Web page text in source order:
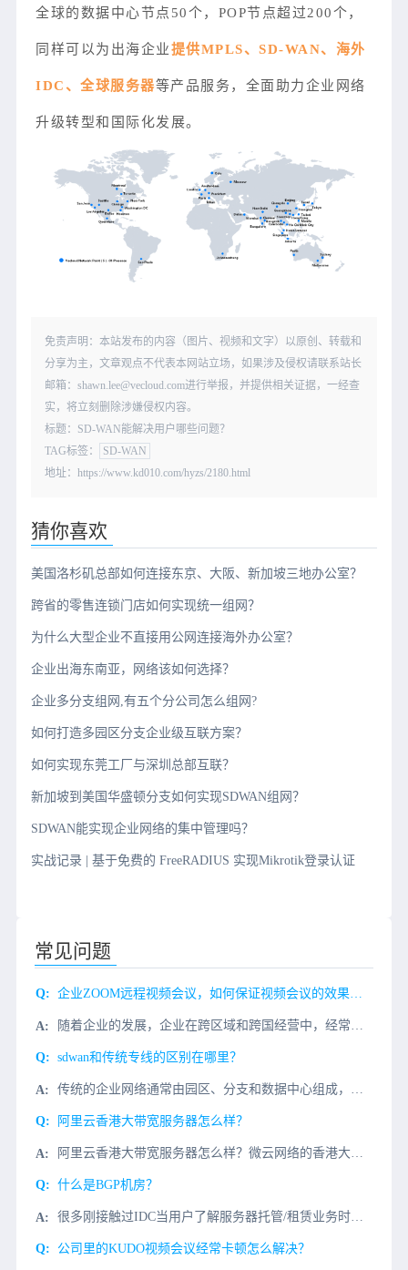
全球的数据中心节点50个，POP节点超过200个，
同样可以为出海企业提供MPLS、SD-WAN、海外
IDC、全球服务器等产品服务，全面助力企业网络
升级转型和国际化发展。
免责声明：本站发布的内容（图片、视频和文字）以原创、转载和
分享为主，文章观点不代表本网站立场，如果涉及侵权请联系站长
邮箱：shawn.lee@vecloud.com进行举报，并提供相关证据，一经查
实，将立刻删除涉嫌侵权内容。
标题：SD-WAN能解决用户哪些问题？
TAG标签：
SD-WAN
地址：https://www.kd010.com/hyzs/2180.html
猜你喜欢
美国洛杉矶总部如何连接东京、大阪、新加坡三地办公室？
跨省的零售连锁门店如何实现统一组网？
为什么大型企业不直接用公网连接海外办公室？
企业出海东南亚，网络该如何选择？
企业多分支组网,有五个分公司怎么组网?
如何打造多园区分支企业级互联方案？
如何实现东莞工厂与深圳总部互联？
新加坡到美国华盛顿分支如何实现SDWAN组网？
SDWAN能实现企业网络的集中管理吗？
实战记录 | 基于免费的 FreeRADIUS 实现Mikrotik登录认证
常见问题
企业ZOOM远程视频会议，如何保证视频会议的效果和话音的品质?
随着企业的发展，企业在跨区域和跨国经营中，经常需要ZOOM视频会议来解决企业内部遇到的问题，比如： 1、定期的内部会议; 2、商务谈判; 3、项目进程与探讨等 而ZOOM远程视频会议，常常会因
sdwan和传统专线的区别在哪里？
传统的企业网络通常由园区、分支和数据中心组成，通过企业WAN网络相互连接。长期以来，为了保证服务质量，企业WAN网络互联通常采用运营商的传统专线。虽然网络质量有保证，但业务开通繁琐，时间长，专线价格昂
阿里云香港大带宽服务器怎么样？
阿里云香港大带宽服务器怎么样？微云网络的香港大带宽服务器具有20-100M弹性阿里云8线BGP大带宽，100%国际+100%回国，搭配微云网络香港T3+数据中心，自有IP高性能物理服务器，与阿里云（香
什么是BGP机房？
很多刚接触过IDC当用户了解服务器托管/租赁业务时，他们会听到销售人员介绍机房的优势BGP机房，那么什么是BGP机房？BGP机房有哪些优点？首先，BGP机房是指多线机房，与单线机房相对应。让我们了解一
公司里的KUDO视频会议经常卡顿怎么解决？